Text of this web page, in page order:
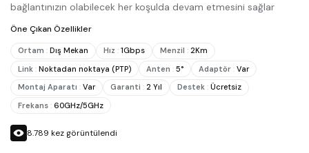
bağlantınızın olabilecek her koşulda devam etmesini sağlar
Öne Çıkan Özellikler
Ortam : Dış Mekan Hız : 1Gbps Menzil : 2Km
Link : Noktadan noktaya (PTP) Anten : 5° Adaptör : Var
Montaj Aparatı : Var Garanti : 2 Yıl Destek : Ücretsiz
Frekans : 60GHz/5GHz
8.789 kez görüntülendi